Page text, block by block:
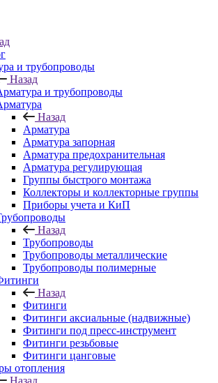
и трубопроводы
Назад
и трубопроводы
Назад
Арматура
Арматура запорная
Арматура предохранительная
Арматура регулирующая
Группы быстрого монтажа
Коллекторы и коллекторные группы
Приборы учета и КиП
Назад
Трубопроводы
Трубопроводы металлические
Трубопроводы полимерные
Назад
Фитинги
Фитинги аксиальные (надвижные)
Фитинги под пресс-инструмент
Фитинги резьбовые
Фитинги цанговые
отопления